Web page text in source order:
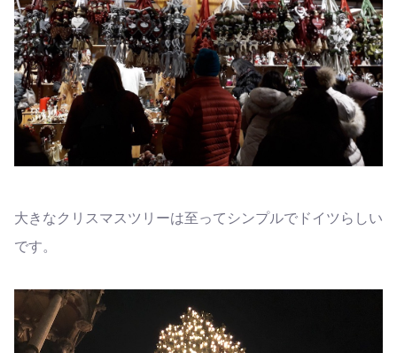
大きなクリスマスツリーは至ってシンプルでドイツらしい
です。